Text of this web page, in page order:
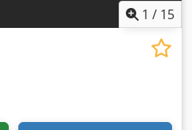
1 / 15